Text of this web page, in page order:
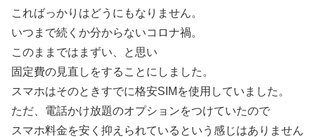
こればっかりはどうにもなりません。
いつまで続くか分からないコロナ禍。
このままではまずい、と思い
固定費の見直しをすることにしました。
スマホはそのときすでに格安SIMを使用していました。
ただ、電話かけ放題のオプションをつけていたので
スマホ料金を安く抑えられているという感じはありません